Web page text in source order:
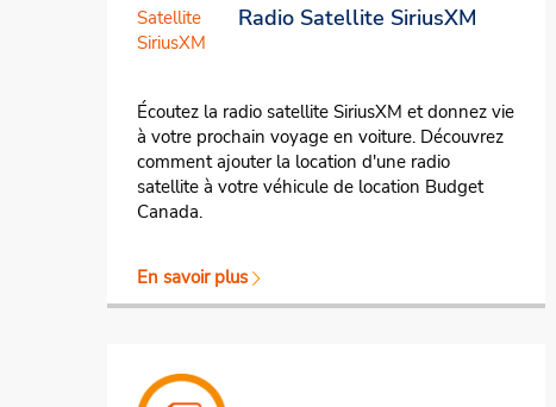
Radio Satellite SiriusXM
Écoutez la radio satellite SiriusXM et donnez vie
à votre prochain voyage en voiture. Découvrez
comment ajouter la location d'une radio
satellite à votre véhicule de location Budget
Canada.
En savoir plus